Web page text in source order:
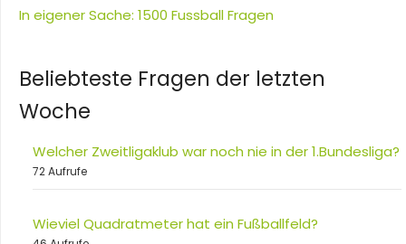
In eigener Sache: 1500 Fussball Fragen
Beliebteste Fragen der letzten
Woche
Welcher Zweitligaklub war noch nie in der 1.Bundesliga?
72 Aufrufe
Wieviel Quadratmeter hat ein Fußballfeld?